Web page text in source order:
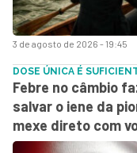
3 de agosto de 2026 - 19:45
DOSE ÚNICA É
Febre no câmbio
salvar o iene da
mexe direto com